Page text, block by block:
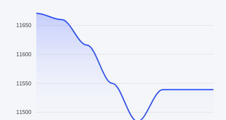
11650
11600
11550
11500